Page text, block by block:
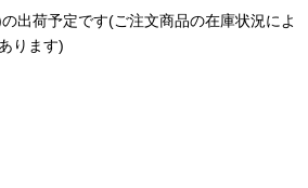
出荷予定です(ご注文商品の在庫状況によ
ります)